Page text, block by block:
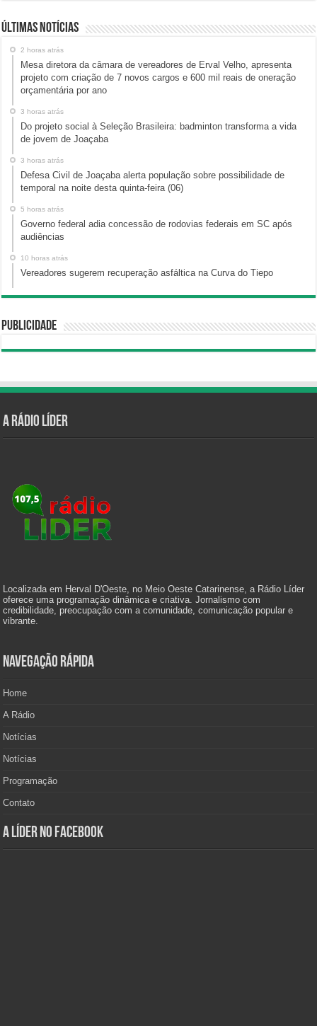
Últimas Notícias
2 horas atrás
Mesa diretora da câmara de vereadores de Erval Velho, apresenta
projeto com criação de 7 novos cargos e 600 mil reais de oneração
orçamentária por ano
3 horas atrás
Do projeto social à Seleção Brasileira: badminton transforma a vida
de jovem de Joaçaba
3 horas atrás
Defesa Civil de Joaçaba alerta população sobre possibilidade de
temporal na noite desta quinta-feira (06)
5 horas atrás
Governo federal adia concessão de rodovias federais em SC após
audiências
10 horas atrás
Vereadores sugerem recuperação asfáltica na Curva do Tiepo
Publicidade
A Rádio Líder
Localizada em Herval D'Oeste, no Meio Oeste Catarinense, a Rádio Líder
oferece uma programação dinâmica e criativa. Jornalismo com
credibilidade, preocupação com a comunidade, comunicação popular e
vibrante.
Navegação Rápida
Home
A Rádio
Notícias
Notícias
Programação
Contato
A Líder no Facebook